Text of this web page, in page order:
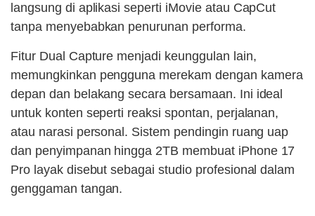
langsung di aplikasi seperti iMovie atau CapCut
tanpa menyebabkan penurunan performa.
Fitur Dual Capture menjadi keunggulan lain,
memungkinkan pengguna merekam dengan kamera
depan dan belakang secara bersamaan. Ini ideal
untuk konten seperti reaksi spontan, perjalanan,
atau narasi personal. Sistem pendingin ruang uap
dan penyimpanan hingga 2TB membuat iPhone 17
Pro layak disebut sebagai studio profesional dalam
genggaman tangan.